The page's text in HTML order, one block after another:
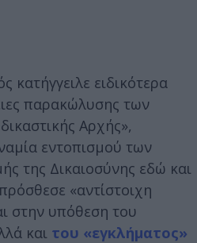
ειδικότερα
παρακώλυσης των
Αρχής»,
εντοπισμού των
της Δικαιοσύνης εδώ και
«αντίστοιχη
στην υπόθεση του
και του «εγκλήματος»